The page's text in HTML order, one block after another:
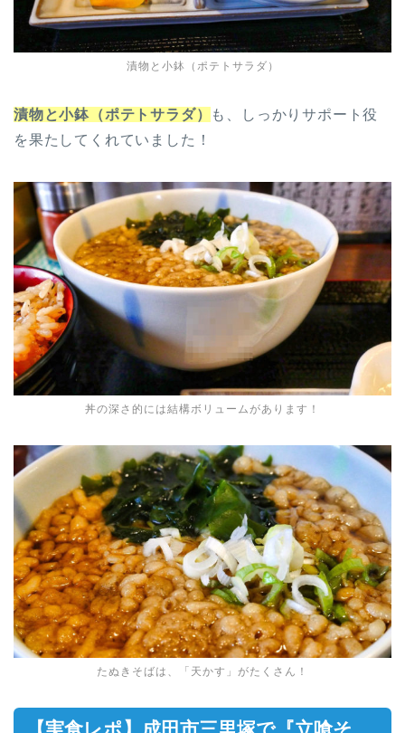
漬物と小鉢（ポテトサラダ）
漬物と小鉢（ポテトサラダ）
も、しっかりサポート役
を果たしてくれていました！
丼の深さ的には結構ボリュームがあります！
たぬきそばは、「天かす」がたくさん！
【実食レポ】成田市三里塚で『立喰そ